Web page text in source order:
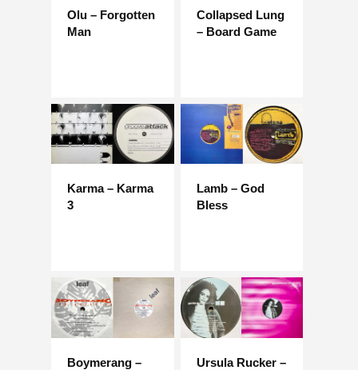
Olu – Forgotten
Man
Collapsed Lung
– Board Game
Karma – Karma
3
Lamb – God
Bless
Boymerang –
Ursula Rucker –